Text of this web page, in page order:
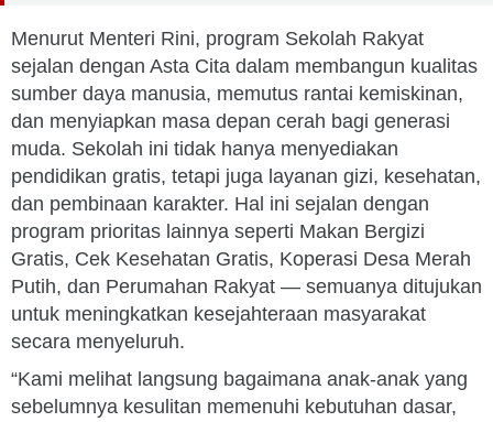
Menurut Menteri Rini, program Sekolah Rakyat
sejalan dengan Asta Cita dalam membangun kualitas
sumber daya manusia, memutus rantai kemiskinan,
dan menyiapkan masa depan cerah bagi generasi
muda. Sekolah ini tidak hanya menyediakan
pendidikan gratis, tetapi juga layanan gizi, kesehatan,
dan pembinaan karakter. Hal ini sejalan dengan
program prioritas lainnya seperti Makan Bergizi
Gratis, Cek Kesehatan Gratis, Koperasi Desa Merah
Putih, dan Perumahan Rakyat — semuanya ditujukan
untuk meningkatkan kesejahteraan masyarakat
secara menyeluruh.
“Kami melihat langsung bagaimana anak-anak yang
sebelumnya kesulitan memenuhi kebutuhan dasar,